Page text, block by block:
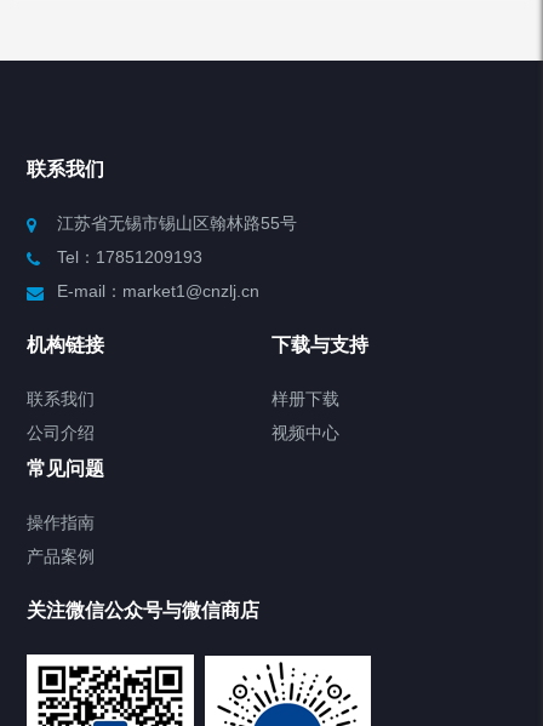
制冷加热动态控温系统
Chiller直冷控温机组
Heating Circulator加热循环器
Freezer低温箱
联系我们
江苏省无锡市锡山区翰林路55号
Tel：17851209193
E-mail：market1@cnzlj.cn
机构链接
联系我们
公司介绍
下载与支持
样册下载
视频中心
常见问题
操作指南
产品案例
关注微信公众号与微信商店